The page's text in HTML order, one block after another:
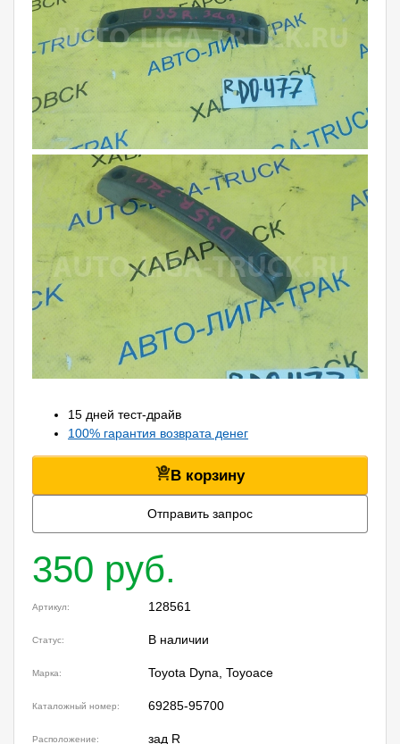
15 дней тест-драйв
100% гарантия возврата денег
В корзину
Отправить запрос
350 руб.
Артикул: 128561
Статус: В наличии
Марка: Toyota Dyna, Toyoace
Каталожный номер: 69285-95700
Расположение: зад R